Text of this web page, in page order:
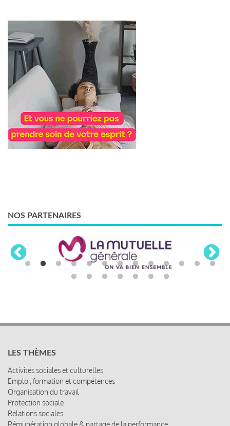
NOS PARTENAIRES
LES THÈMES
Activités sociales et culturelles
Emploi, formation et compétences
Organisation du travail
Protection sociale
Relations sociales
Rémunération globale & partage de la performance